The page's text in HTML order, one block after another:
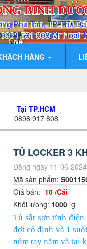
BÌNH
Phú Tân, TP Thủ
0931 531 808 Mr Hoạt
HÀNG
Tại TP.HCM
0898 917 808
TỦ LOCKER 3
Đăng ngày 11-06-
Mã sản phẩm:
Giá bán: 10 /Cái
Khối lượng: 1000 g
Tủ sắt sơn tĩnh
đợt cố định và 1
núm tay nắm và tai